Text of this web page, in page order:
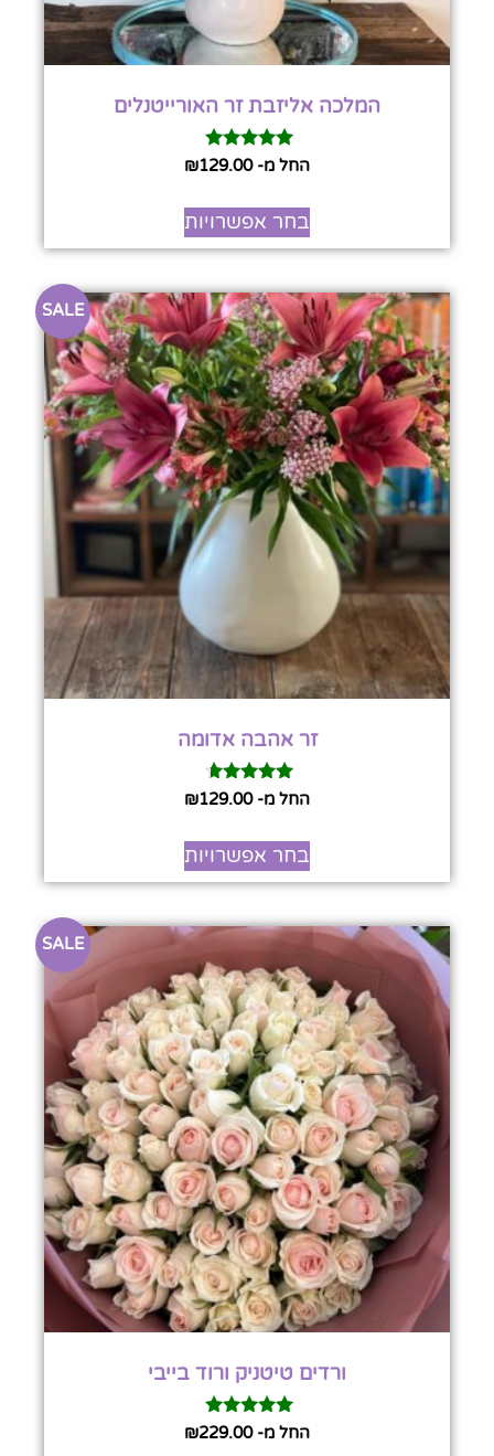
המלכה אליזבת זר האורייטנלים
דורגהחל מ- ₪129.00
בחר אפשרויות
SALE
זר אהבה אדומה
דורגהחל מ- ₪129.00
בחר אפשרויות
SALE
ורדים טיטניק ורוד בייבי
דורגהחל מ- ₪229.00